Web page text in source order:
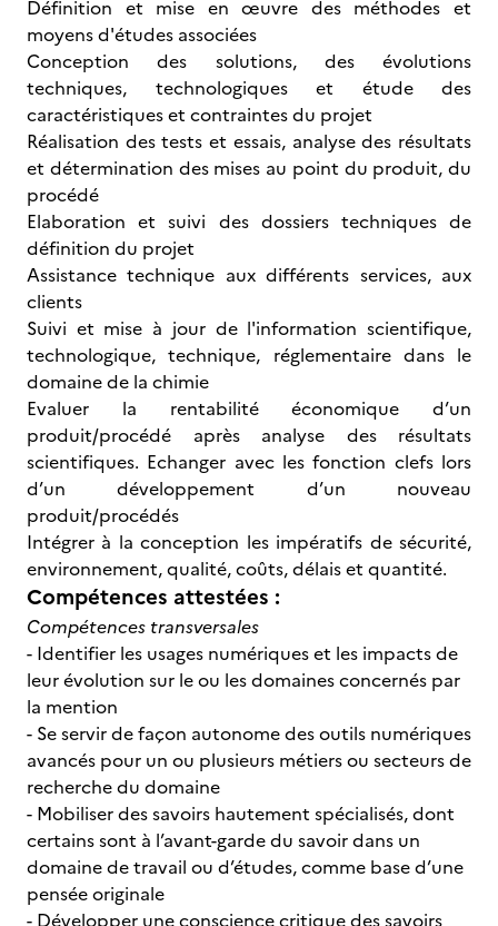
Définition et mise en œuvre des méthodes et
moyens d'études associées
Conception des solutions, des évolutions
techniques, technologiques et étude des
caractéristiques et contraintes du projet
Réalisation des tests et essais, analyse des résultats
et détermination des mises au point du produit, du
procédé
Elaboration et suivi des dossiers techniques de
définition du projet
Assistance technique aux différents services, aux
clients
Suivi et mise à jour de l'information scientifique,
technologique, technique, réglementaire dans le
domaine de la chimie
Evaluer la rentabilité économique d’un
produit/procédé après analyse des résultats
scientifiques. Echanger avec les fonction clefs lors
d’un développement d’un nouveau
produit/procédés
Intégrer à la conception les impératifs de sécurité,
environnement, qualité, coûts, délais et quantité.
Compétences attestées :
Compétences transversales
- Identifier les usages numériques et les impacts de
leur évolution sur le ou les domaines concernés par
la mention
- Se servir de façon autonome des outils numériques
avancés pour un ou plusieurs métiers ou secteurs de
recherche du domaine
- Mobiliser des savoirs hautement spécialisés, dont
certains sont à l’avant-garde du savoir dans un
domaine de travail ou d’études, comme base d’une
pensée originale
- Développer une conscience critique des savoirs